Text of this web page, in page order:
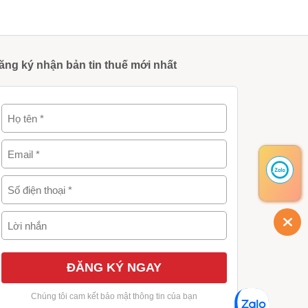
ký nhận bản tin thuế mới nhất